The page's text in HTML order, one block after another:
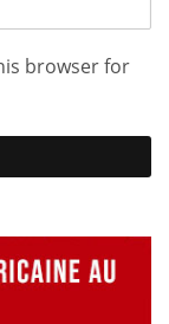
browser for